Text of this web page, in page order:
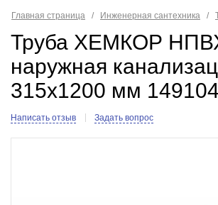
Главная страница Инженерная сантехника
Труба ХЕМКОР
наружная
315x1200 мм
Написать отзыв Задать вопрос